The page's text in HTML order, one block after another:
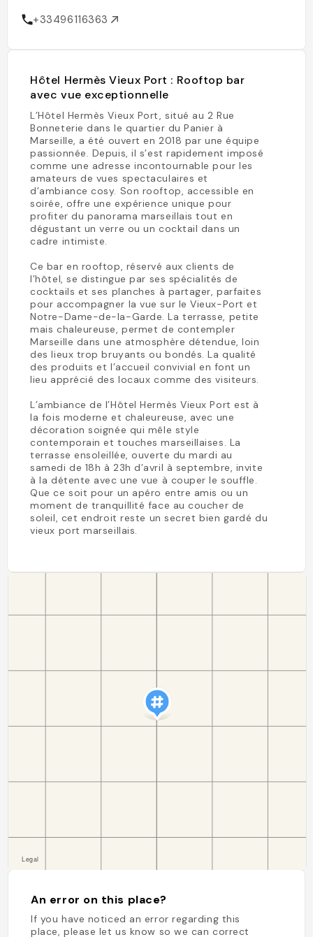
+33496116363
Hôtel Hermès Vieux Port : Rooftop bar
avec vue exceptionnelle
L’Hôtel Hermès Vieux Port, situé au 2 Rue
Bonneterie dans le quartier du Panier à
Marseille, a été ouvert en 2018 par une équipe
passionnée. Depuis, il s’est rapidement imposé
comme une adresse incontournable pour les
amateurs de vues spectaculaires et
d’ambiance cosy. Son rooftop, accessible en
soirée, offre une expérience unique pour
profiter du panorama marseillais tout en
dégustant un verre ou un cocktail dans un
cadre intimiste.
Ce bar en rooftop, réservé aux clients de
l’hôtel, se distingue par ses spécialités de
cocktails et ses planches à partager, parfaites
pour accompagner la vue sur le Vieux-Port et
Notre-Dame-de-la-Garde. La terrasse, petite
mais chaleureuse, permet de contempler
Marseille dans une atmosphère détendue, loin
des lieux trop bruyants ou bondés. La qualité
des produits et l’accueil convivial en font un
lieu apprécié des locaux comme des visiteurs.
L’ambiance de l’Hôtel Hermès Vieux Port est à
la fois moderne et chaleureuse, avec une
décoration soignée qui mêle style
contemporain et touches marseillaises. La
terrasse ensoleillée, ouverte du mardi au
samedi de 18h à 23h d’avril à septembre, invite
à la détente avec une vue à couper le souffle.
Que ce soit pour un apéro entre amis ou un
moment de tranquillité face au coucher de
soleil, cet endroit reste un secret bien gardé du
vieux port marseillais.
An error on this place?
If you have noticed an error regarding this
place, please let us know so we can correct